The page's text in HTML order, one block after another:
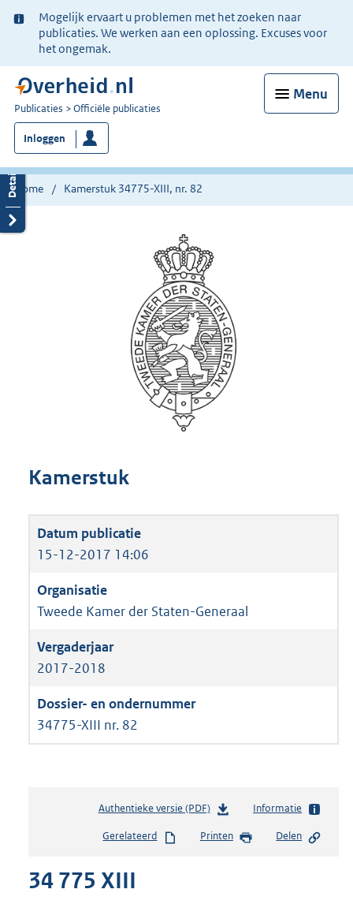
Ter
informatie:
Mogelijk ervaart u problemen met het zoeken naar
publicaties. We werken aan een oplossing. Excuses voor
het ongemak.
Menu
U
bent
nu
hier:
Publicaties Officiële publicaties
Inloggen
Home Kamerstuk 34775-XIII, nr. 82
Kamerstuk
15-12-2017 14:06
Tweede Kamer der Staten-Generaal
2017-2018
34775-XIII nr. 82
Authentieke versie (PDF)b
s
Informatie
Gerelateerd Printen Delen
34 775 XIII